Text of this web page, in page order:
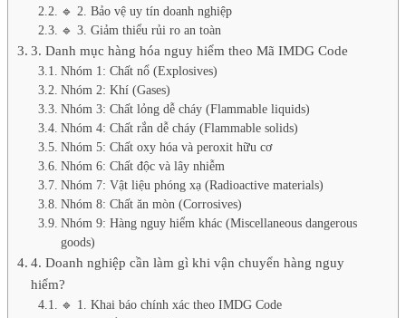
🔹 2. Bảo vệ uy tín doanh nghiệp
🔹 3. Giảm thiểu rủi ro an toàn
3. Danh mục hàng hóa nguy hiểm theo Mã IMDG Code
Nhóm 1: Chất nổ (Explosives)
Nhóm 2: Khí (Gases)
Nhóm 3: Chất lỏng dễ cháy (Flammable liquids)
Nhóm 4: Chất rắn dễ cháy (Flammable solids)
Nhóm 5: Chất oxy hóa và peroxit hữu cơ
Nhóm 6: Chất độc và lây nhiễm
Nhóm 7: Vật liệu phóng xạ (Radioactive materials)
Nhóm 8: Chất ăn mòn (Corrosives)
Nhóm 9: Hàng nguy hiểm khác (Miscellaneous dangerous
goods)
4. Doanh nghiệp cần làm gì khi vận chuyển hàng nguy
hiểm?
🔹 1. Khai báo chính xác theo IMDG Code